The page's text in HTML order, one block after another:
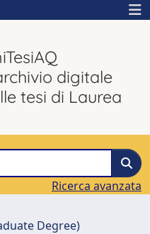
digitale
tesi di Laurea
Ricerca avanzata
Degree)